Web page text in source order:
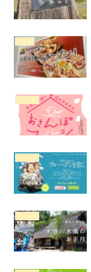
グルメ
イベント
イベント
イベント